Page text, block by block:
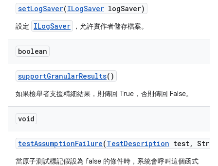
setLogSaver(ILogSaver logSaver)
設定 ILogSaver ，允許實作者儲存檔案。
boolean
supportGranularResults()
如果檢舉者支援精細結果，則傳回 True，否則傳回 False。
void
testAssumptionFailure(TestDescription test,
當原子測試標記假設為 false 的條件時，系統會呼叫這個函式